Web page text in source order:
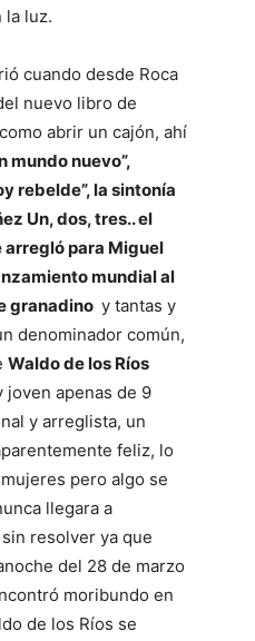
la luz.
cuando desde Roca
nuevo libro de
abrir un cajón, ahí
mundo nuevo”,
rebelde”, la sintonía
Un, dos, tres.. el
arregló para Miguel
mundial al
granadino y tantas y
denominador común,
Waldo de los Ríos
apenas de 9
y arreglista, un
feliz, lo
pero algo se
llegara a
resolver ya que
del 28 de marzo
moribundo en
de los Ríos se